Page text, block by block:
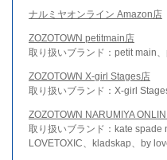
ナルミヤオンライン Amazon店
ZOZOTOWN petitmain店
取り扱いブランド：petit main
ZOZOTOWN X-girl Stages店
取り扱いブランド：X-girl
ZOZOTOWN NARUMIYA
取り扱いブランド：kate spade
LOVETOXIC、kladskap、by